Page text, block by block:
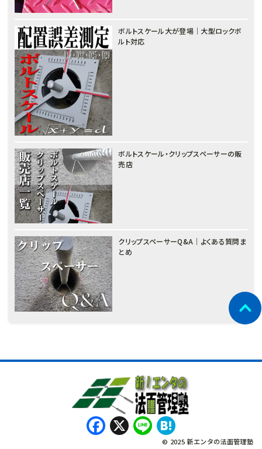
ボルトスケール大が登場｜大型ロックボ
ルト対応
ボルトスケール・クリップスペーサーの販
売店
クリップスペーサーQ&A｜よくある質問ま
とめ
Facebook
X Line
© 2025 新エンタの法面管理塾